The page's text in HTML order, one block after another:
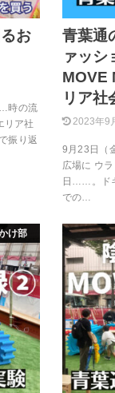
お
時の流
リア社
振り返
青葉通
ァッシ
MOVE
リア社
2023年9
9月23日（
広場に ウ
日……。ド
での…
け部